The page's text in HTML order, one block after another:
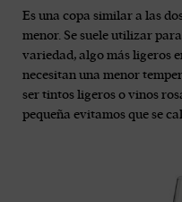
Es una copa similar a las
menor. Se suele utilizar
variedad, algo más ligeros
necesitan una menor
ser tintos ligeros o vinos
pequeña evitamos que se